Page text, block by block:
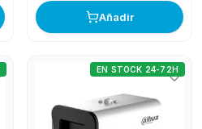
Añadir
EN STOCK 24-72H